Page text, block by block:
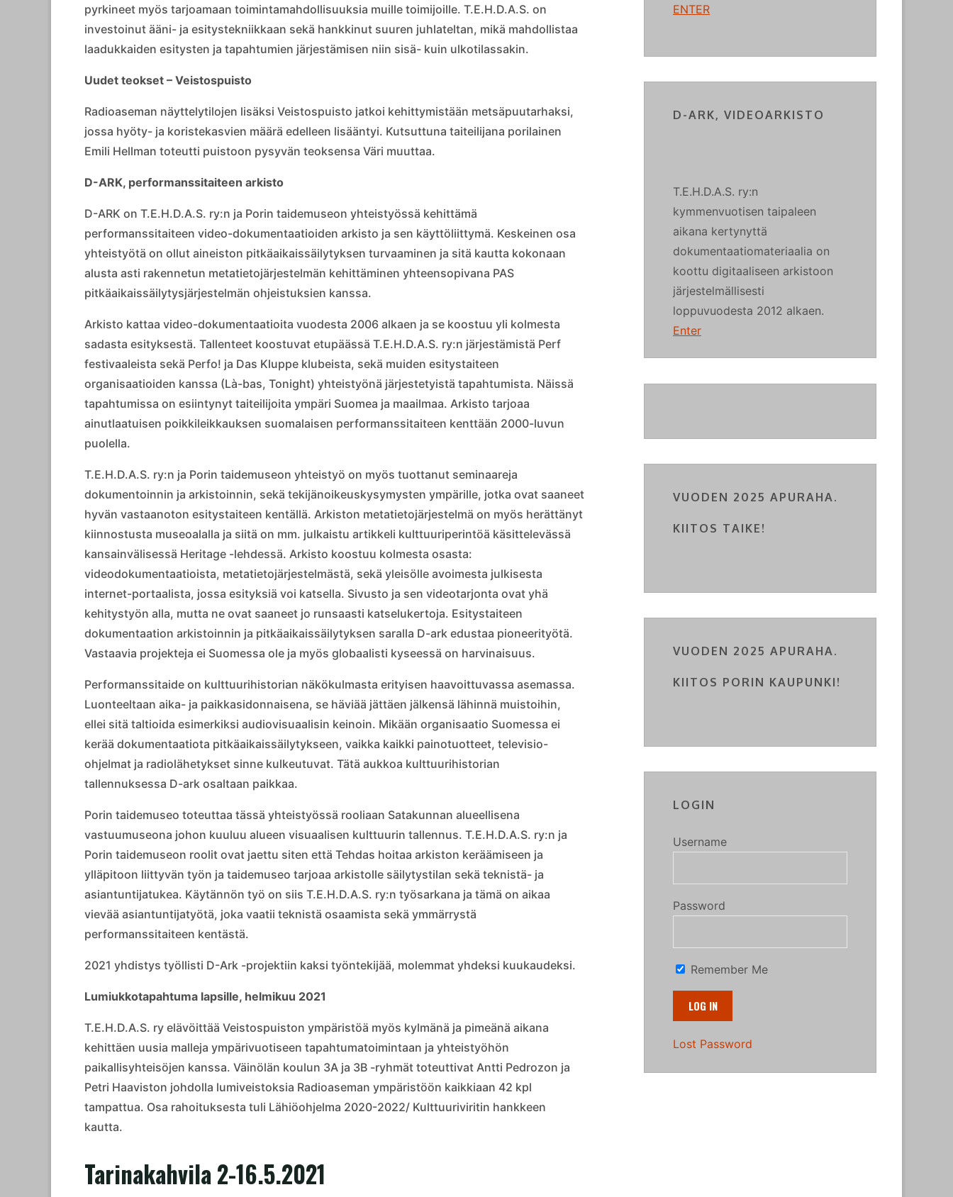
pyrkineet myös tarjoamaan toimintamahdollisuuksia muille toimijoille. T.E.H.D.A.S. on
investoinut ääni- ja esitystekniikkaan sekä hankkinut suuren juhlateltan, mikä mahdollistaa
laadukkaiden esitysten ja tapahtumien järjestämisen niin sisä- kuin ulkotilassakin.
Uudet teokset – Veistospuisto
Radioaseman näyttelytilojen lisäksi Veistospuisto jatkoi kehittymistään metsäpuutarhaksi,
jossa hyöty- ja koristekasvien määrä edelleen lisääntyi. Kutsuttuna taiteilijana porilainen
Emili Hellman toteutti puistoon pysyvän teoksensa Väri muuttaa.
D-ARK, performanssitaiteen arkisto
D-ARK on T.E.H.D.A.S. ry:n ja Porin taidemuseon yhteistyössä kehittämä
performanssitaiteen video-dokumentaatioiden arkisto ja sen käyttöliittymä. Keskeinen osa
yhteistyötä on ollut aineiston pitkäaikaissäilytyksen turvaaminen ja sitä kautta kokonaan
alusta asti rakennetun metatietojärjestelmän kehittäminen yhteensopivana PAS
pitkäaikaissäilytysjärjestelmän ohjeistuksien kanssa.
Arkisto kattaa video-dokumentaatioita vuodesta 2006 alkaen ja se koostuu yli kolmesta
sadasta esityksestä. Tallenteet koostuvat etupäässä T.E.H.D.A.S. ry:n järjestämistä Perf
festivaaleista sekä Perfo! ja Das Kluppe klubeista, sekä muiden esitystaiteen
organisaatioiden kanssa (Là-bas, Tonight) yhteistyönä järjestetyistä tapahtumista. Näissä
tapahtumissa on esiintynyt taiteilijoita ympäri Suomea ja maailmaa. Arkisto tarjoaa
ainutlaatuisen poikkileikkauksen suomalaisen performanssitaiteen kenttään 2000-luvun
puolella.
T.E.H.D.A.S. ry:n ja Porin taidemuseon yhteistyö on myös tuottanut seminaareja
dokumentoinnin ja arkistoinnin, sekä tekijänoikeuskysymysten ympärille, jotka ovat saaneet
hyvän vastaanoton esitystaiteen kentällä. Arkiston metatietojärjestelmä on myös herättänyt
kiinnostusta museoalalla ja siitä on mm. julkaistu artikkeli kulttuuriperintöä käsittelevässä
kansainvälisessä Heritage -lehdessä. Arkisto koostuu kolmesta osasta:
videodokumentaatioista, metatietojärjestelmästä, sekä yleisölle avoimesta julkisesta
internet-portaalista, jossa esityksiä voi katsella. Sivusto ja sen videotarjonta ovat yhä
kehitystyön alla, mutta ne ovat saaneet jo runsaasti katselukertoja. Esitystaiteen
dokumentaation arkistoinnin ja pitkäaikaissäilytyksen saralla D-ark edustaa pioneerityötä.
Vastaavia projekteja ei Suomessa ole ja myös globaalisti kyseessä on harvinaisuus.
Performanssitaide on kulttuurihistorian näkökulmasta erityisen haavoittuvassa asemassa.
Luonteeltaan aika- ja paikkasidonnaisena, se häviää jättäen jälkensä lähinnä muistoihin,
ellei sitä taltioida esimerkiksi audiovisuaalisin keinoin. Mikään organisaatio Suomessa ei
kerää dokumentaatiota pitkäaikaissäilytykseen, vaikka kaikki painotuotteet, televisio-
ohjelmat ja radiolähetykset sinne kulkeutuvat. Tätä aukkoa kulttuurihistorian
tallennuksessa D-ark osaltaan paikkaa.
Porin taidemuseo toteuttaa tässä yhteistyössä rooliaan Satakunnan alueellisena
vastuumuseona johon kuuluu alueen visuaalisen kulttuurin tallennus. T.E.H.D.A.S. ry:n ja
Porin taidemuseon roolit ovat jaettu siten että Tehdas hoitaa arkiston keräämiseen ja
ylläpitoon liittyvän työn ja taidemuseo tarjoaa arkistolle säilytystilan sekä teknistä- ja
asiantuntijatukea. Käytännön työ on siis T.E.H.D.A.S. ry:n työsarkana ja tämä on aikaa
vievää asiantuntijatyötä, joka vaatii teknistä osaamista sekä ymmärrystä
performanssitaiteen kentästä.
2021 yhdistys työllisti D-Ark -projektiin kaksi työntekijää, molemmat yhdeksi kuukaudeksi.
Lumiukkotapahtuma lapsille, helmikuu 2021
T.E.H.D.A.S. ry elävöittää Veistospuiston ympäristöä myös kylmänä ja pimeänä aikana
kehittäen uusia malleja ympärivuotiseen tapahtumatoimintaan ja yhteistyöhön
paikallisyhteisöjen kanssa. Väinölän koulun 3A ja 3B -ryhmät toteuttivat Antti Pedrozon ja
Petri Haaviston johdolla lumiveistoksia Radioaseman ympäristöön kaikkiaan 42 kpl
tampattua. Osa rahoituksesta tuli Lähiöohjelma 2020-2022/ Kulttuuriviritin hankkeen
kautta.
Tarinakahvila 2-16.5.2021
ENTER
D-ARK, VIDEOARKISTO
T.E.H.D.A.S. ry:n
kymmenvuotisen taipaleen
aikana kertynyttä
dokumentaatiomateriaalia on
koottu digitaaliseen arkistoon
järjestelmällisesti
loppuvuodesta 2012 alkaen.
Enter
VUODEN 2025 APURAHA.
KIITOS TAIKE!
VUODEN 2025 APURAHA.
KIITOS PORIN KAUPUNKI!
LOGIN
Username
Password
Remember Me
Lost Password